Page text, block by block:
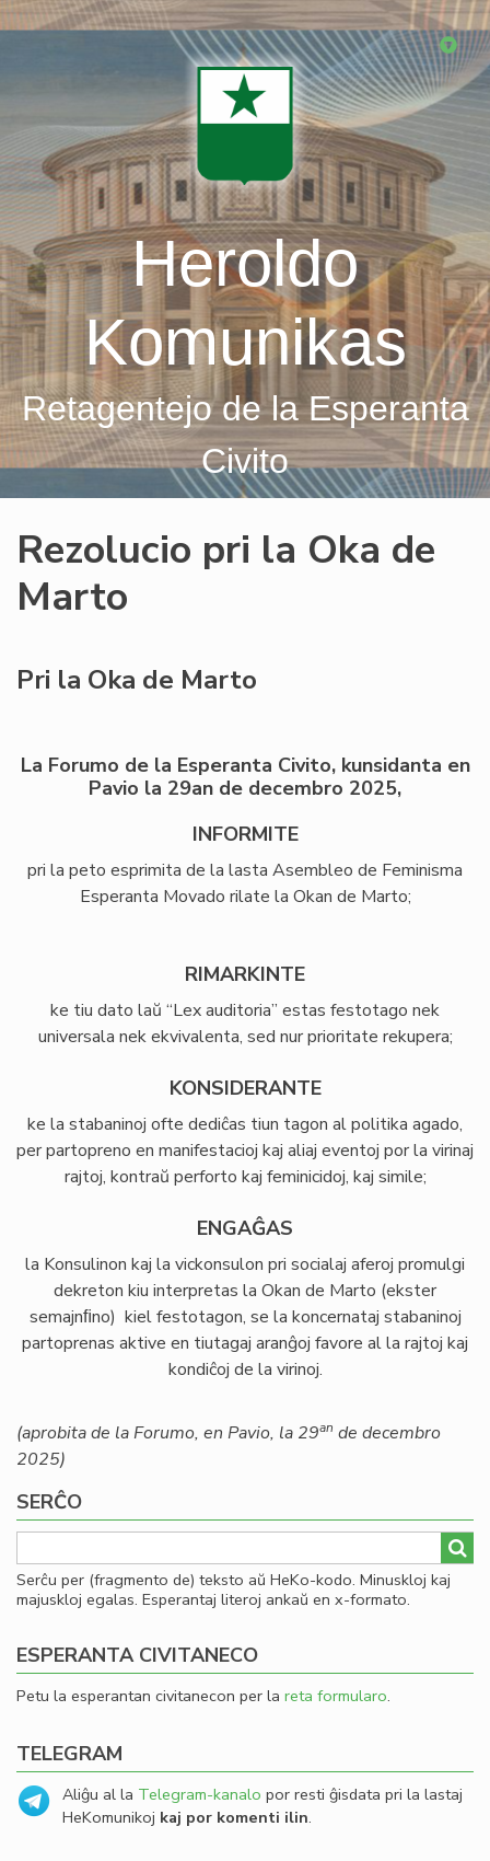
Skip
Heroldo
Komunikas
Retagentejo de la Esperanta
Civito
Rezolucio pri la Oka de
Marto
Pri la Oka de Marto
La Forumo de la Esperanta Civito, kunsidanta en
Pavio la 29an de decembro 2025,
INFORMITE
pri la peto esprimita de la lasta Asembleo de Feminisma
Esperanta Movado rilate la Okan de Marto;
RIMARKINTE
ke tiu dato laŭ “Lex auditoria” estas festotago nek
universala nek ekvivalenta, sed nur prioritate rekupera;
KONSIDERANTE
ke la stabaninoj ofte dediĉas tiun tagon al politika agado,
per partopreno en manifestacioj kaj aliaj eventoj por la virinaj
rajtoj, kontraŭ perforto kaj feminicidoj, kaj simile;
ENGAĜAS
la Konsulinon kaj la vickonsulon pri socialaj aferoj promulgi
dekreton kiu interpretas la Okan de Marto (ekster
semajnﬁno) kiel festotagon, se la koncernataj stabaninoj
partoprenas aktive en tiutagaj aranĝoj favore al la rajtoj kaj
kondiĉoj de la virinoj.
(aprobita de la Forumo, en Pavio, la 29an de decembro
2025)
SERĈO
Serĉu per (fragmento de) teksto aŭ HeKo-kodo. Minuskloj kaj
majuskloj egalas. Esperantaj literoj ankaŭ en x-formato.
ESPERANTA CIVITANECO
Petu la esperantan civitanecon per la reta formularo.
TELEGRAM
Aliĝu al la Telegram-kanalo por resti ĝisdata pri la lastaj
HeKomunikoj kaj por komenti ilin.